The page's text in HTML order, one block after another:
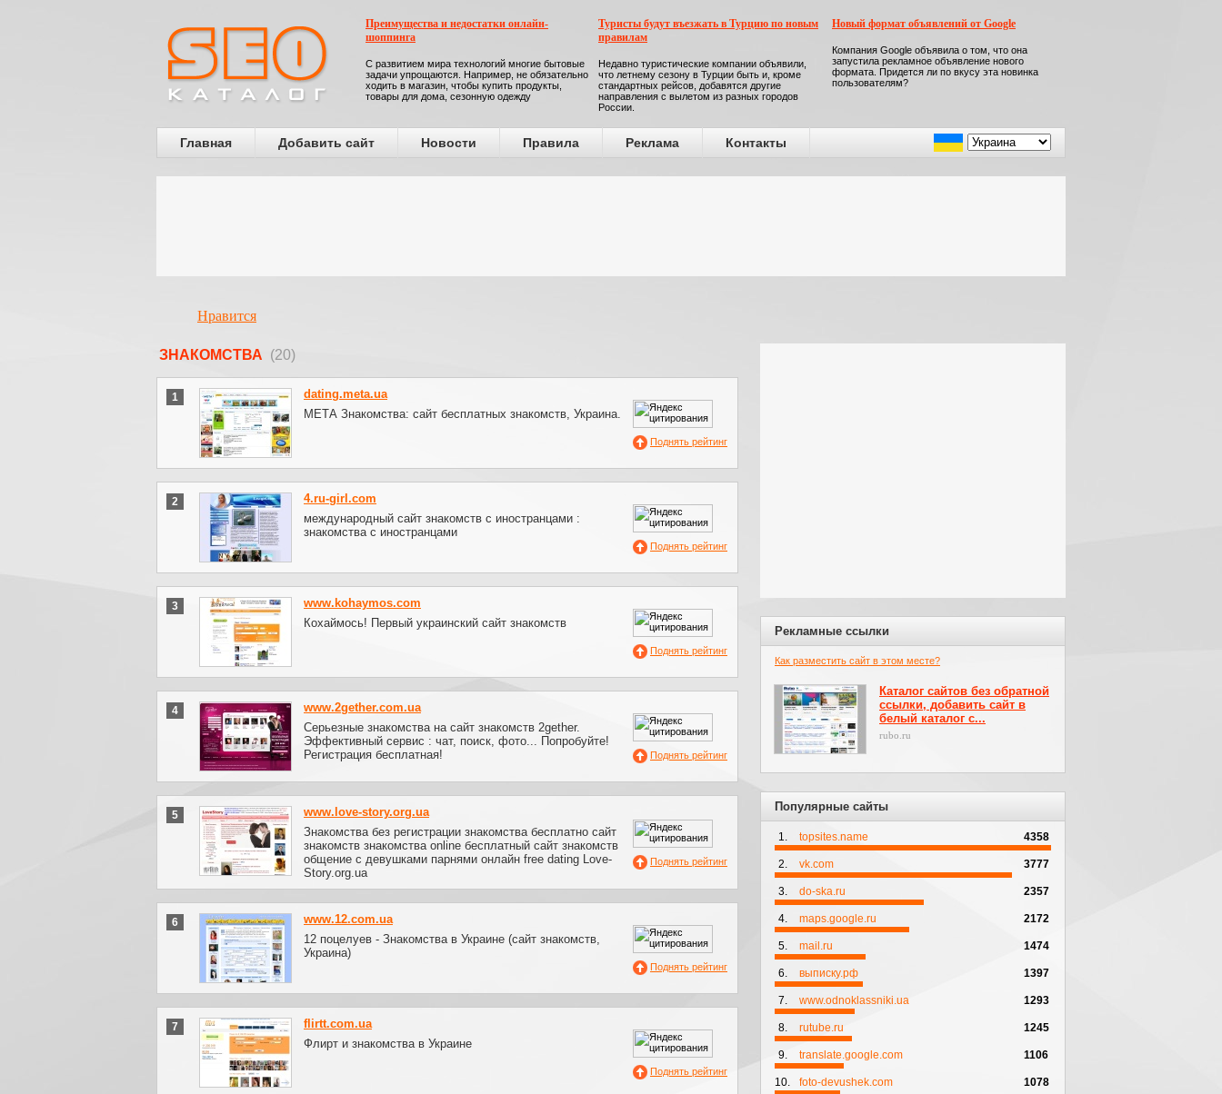
Преимущества и недостатки онлайн-
шоппинга
С развитием мира технологий многие бытовые
задачи упрощаются. Например, не обязательно
ходить в магазин, чтобы купить продукты,
товары для дома, сезонную одежду
Туристы будут въезжать в Турцию по новым
правилам
Недавно туристические компании объявили,
что летнему сезону в Турции быть и, кроме
стандартных рейсов, добавятся другие
направления с вылетом из разных городов
России.
Новый формат объявлений от Google
Компания Google объявила о том, что она
запустила рекламное объявление нового
формата. Придется ли по вкусу эта новинка
пользователям?
Главная Добавить сайт Новости Правила Реклама Контакты
Нравится
ЗНАКОМСТВА (20)
1
dating.meta.ua
МЕТА Знакомства: сайт бесплатных знакомств, Украина.
Поднять рейтинг
2
4.ru-girl.com
международный сайт знакомств с иностранцами :
знакомства с иностранцами
Поднять рейтинг
3
www.kohaymos.com
Кохаймось! Первый украинский сайт знакомств
Поднять рейтинг
4
www.2gether.com.ua
Cерьезные знакомства на сайт знакомств 2gether.
Эффективный сервиc : чат, поиск, фото... Попробуйте!
Регистрация бесплатная!
Поднять рейтинг
5
www.love-story.org.ua
Знакомства без регистрации знакомства бесплатно сайт
знакомств знакомства online бесплатный сайт знакомств
общение с девушками парнями онлайн free dating Love-
Story.org.ua
Поднять рейтинг
6
www.12.com.ua
12 поцелуев - Знакомства в Украине (сайт знакомств,
Украина)
Поднять рейтинг
7
flirtt.com.ua
Флирт и знакомства в Украине
Поднять рейтинг
Рекламные ссылки
Как разместить сайт в этом месте?
Каталог сайтов без обратной
ссылки, добавить сайт в
белый каталог с...
rubo.ru
Популярные сайты
1. topsites.name 4358
2. vk.com 3777
3. do-ska.ru 2357
4. maps.google.ru 2172
5. mail.ru 1474
6. выписку.рф 1397
7. www.odnoklassniki.ua 1293
8. rutube.ru 1245
9. translate.google.com 1106
10. foto-devushek.com 1078